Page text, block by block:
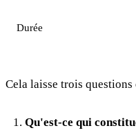
Durée
Cela laisse trois
Qu'est-ce qui